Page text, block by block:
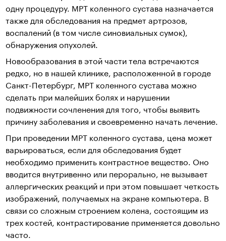
одну процедуру. МРТ коленного сустава назначается
также для обследования на предмет артрозов,
воспалений (в том числе синовиальных сумок),
обнаружения опухолей.
Новообразования в этой части тела встречаются
редко, но в нашей клинике, расположенной в городе
Санкт-Петербург, МРТ коленного сустава можно
сделать при малейших болях и нарушении
подвижности сочленения для того, чтобы выявить
причину заболевания и своевременно начать лечение.
При проведении МРТ коленного сустава, цена может
варьироваться, если для обследования будет
необходимо применить контрастное вещество. Оно
вводится внутривенно или перорально, не вызывает
аллергических реакций и при этом повышает четкость
изображений, получаемых на экране компьютера. В
связи со сложным строением колена, состоящим из
трех костей, контрастирование применяется довольно
часто.